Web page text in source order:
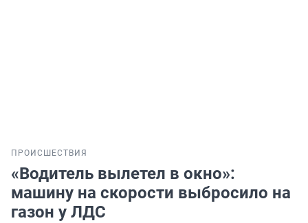
ПРОИСШЕСТВИЯ
«Водитель вылетел в окно»:
машину на скорости выбросило на
газон у ЛДС